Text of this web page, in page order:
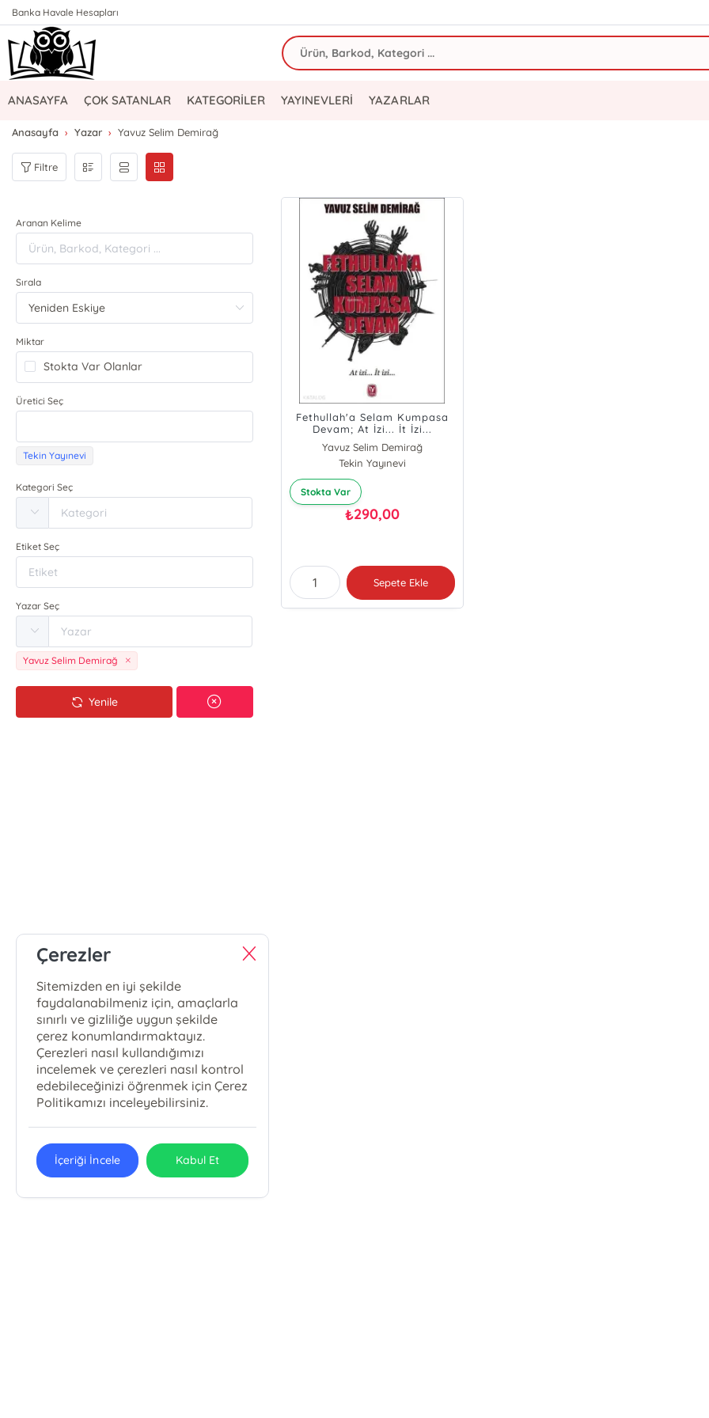
Banka Havale Hesapları
ANASAYFA ÇOK SATANLAR KATEGORİLER YAYINEVLERİ YAZARLAR
Anasayfa Yazar Yavuz Selim Demirağ
Filtre
Aranan Kelime
Sırala
Miktar
Stokta Var Olanlar
Üretici Seç
Tekin Yayınevi
Kategori Seç
Etiket Seç
Yazar Seç
Yavuz Selim Demirağ
Yenile
Fethullah'a Selam Kumpasa
Devam; At İzi... İt İzi...
Yavuz Selim Demirağ
Tekin Yayınevi
Stokta Var
₺290,00
Sepete Ekle
Çerezler
Sitemizden en iyi şekilde
faydalanabilmeniz için, amaçlarla
sınırlı ve gizliliğe uygun şekilde
çerez konumlandırmaktayız.
Çerezleri nasıl kullandığımızı
incelemek ve çerezleri nasıl kontrol
edebileceğinizi öğrenmek için Çerez
Politikamızı inceleyebilirsiniz.
İçeriği İncele Kabul Et